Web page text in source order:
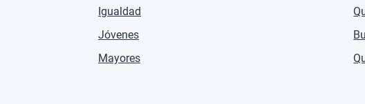
Igualdad
Jóvenes
Mayores